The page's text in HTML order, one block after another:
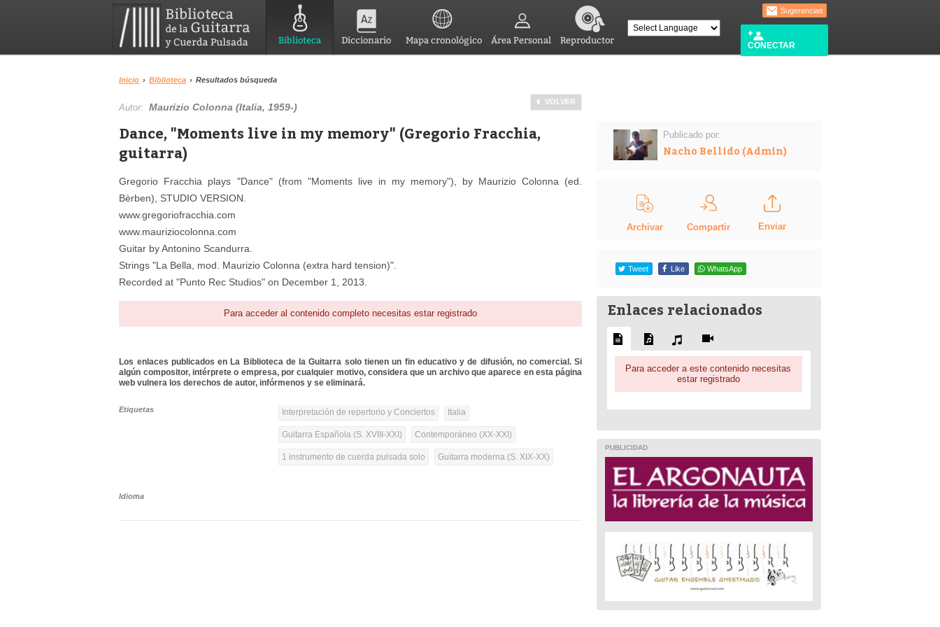
Biblioteca Diccionario Mapa cronológico Área Personal Reproductor
Sugerencias
CONECTAR
Inicio › Biblioteca › Resultados búsqueda
VOLVER
Autor:Maurizio Colonna (Italia, 1959-)
Dance, "Moments live in my memory" (Gregorio Fracchia,
guitarra)
Gregorio Fracchia plays "Dance" (from "Moments live in my memory"), by Maurizio Colonna (ed.
Bèrben), STUDIO VERSION.
www.gregoriofracchia.com
www.mauriziocolonna.com
Guitar by Antonino Scandurra.
Strings "La Bella, mod. Maurizio Colonna (extra hard tension)".
Recorded at "Punto Rec Studios" on December 1, 2013.
Para acceder al contenido completo necesitas estar registrado
Los enlaces publicados en La Biblioteca de la Guitarra solo tienen un fin educativo y de difusión, no comercial. Si
algún compositor, intérprete o empresa, por cualquier motivo, considera que un archivo que aparece en esta página
web vulnera los derechos de autor, infórmenos y se eliminará.
Etiquetas Interpretación de repertorio y Conciertos Italia
Guitarra Española (S. XVIII-XXI) Contemporáneo (XX-XXI)
1 instrumento de cuerda pulsada solo Guitarra moderna (S. XIX-XX)
Idioma
Publicado por:
Nacho Bellido (Admin)
Archivar Compartir Enviar
Tweet Like WhatsApp
Enlaces relacionados
Para acceder a este contenido necesitas
estar registrado
PUBLICIDAD